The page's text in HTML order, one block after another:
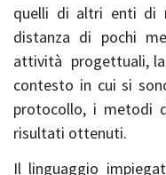
quelli di altri enti di
distanza di pochi
attività progettuali, la
contesto in cui si
protocollo, i metodi
risultati ottenuti.
Il linguaggio